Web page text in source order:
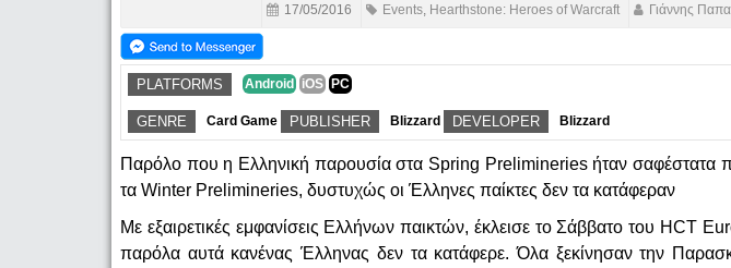
17/05/2016 Events, Hearthstone: Heroes of Warcraft Γιάννης
PLATFORMS Android iOS PC
GENRE Card Game PUBLISHER Blizzard DEVELOPER Blizzard
Παρόλο που η Ελληνική παρουσία στα Spring Prelimineries ήταν σαφέστατα
τα Winter Prelimineries, δυστυχώς οι Έλληνες παίκτες δεν τα κατάφεραν
Με εξαιρετικές εμφανίσεις Ελλήνων παικτών, έκλεισε το Σάββατο του HCT
παρόλα αυτά κανένας Έλληνας δεν τα κατάφερε. Όλα ξεκίνησαν την